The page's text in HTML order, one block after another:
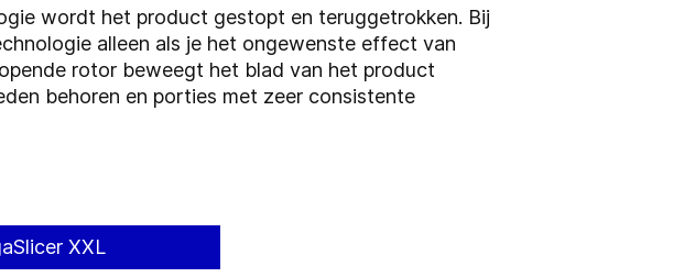
wordt het product gestopt en teruggetrokken. Bij
alleen als je het ongewenste effect van
rotor beweegt het blad van het product
behoren en porties met zeer consistente
XXL